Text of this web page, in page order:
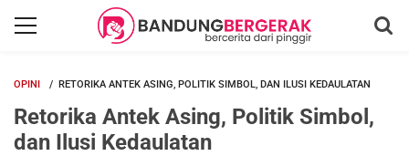
OPINI RETORIKA ANTEK ASING, POLITIK SIMBOL, DAN ILUSI KEDAULATAN
Retorika Antek Asing, Politik Simbol,
dan Ilusi Kedaulatan